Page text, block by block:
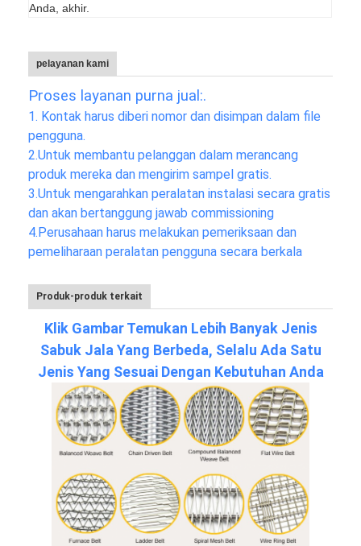
Anda, akhir.
pelayanan kami
Proses layanan purna jual:.
1. Kontak harus diberi nomor dan disimpan dalam file
pengguna.
2.Untuk membantu pelanggan dalam merancang
produk mereka dan mengirim sampel gratis.
3.Untuk mengarahkan peralatan instalasi secara gratis
dan akan bertanggung jawab commissioning
4.Perusahaan harus melakukan pemeriksaan dan
pemeliharaan peralatan pengguna secara berkala
Produk-produk terkait
Klik Gambar Temukan Lebih Banyak Jenis
Sabuk Jala Yang Berbeda, Selalu Ada Satu
Jenis Yang Sesuai Dengan Kebutuhan Anda